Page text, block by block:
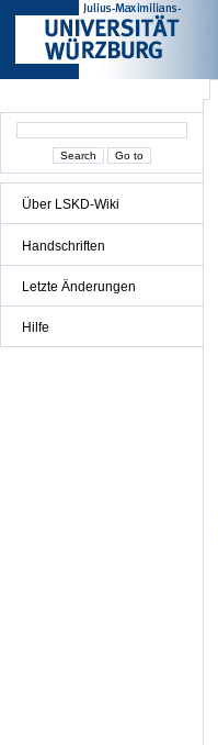
Über LSKD-Wiki
Handschriften
Letzte Änderungen
Hilfe